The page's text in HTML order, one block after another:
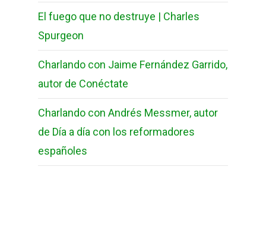
El fuego que no destruye | Charles
Spurgeon
Charlando con Jaime Fernández Garrido,
autor de Conéctate
Charlando con Andrés Messmer, autor
de Día a día con los reformadores
españoles